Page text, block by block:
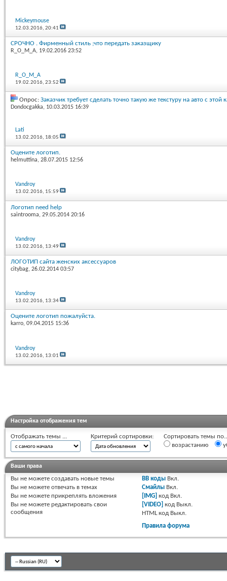
Mickeymouse
12.03.2016,20:41
СРОЧНО . Фирменный стиль ;что передать заказщику
R_O_M_A, 19.02.2016 23:52
R_O_M_A
19.02.2016,23:52
Опрос: Заказчик требует сделать точно такую же текстуру на авто с этой
Dondocgakka, 10.03.2015 16:39
Lati
13.02.2016, 18:05
Оцените логотип.
helmuttina, 28.07.2015 12:56
Vandroy
13.02.2016, 15:59
Логотип need help
saintrooma, 29.05.2014 20:16
Vandroy
13.02.2016, 13:49
ЛОГОТИП сайта женских аксессуаров
citybag, 26.02.2014 03:57
Vandroy
13.02.2016, 13:34
Оцените логотип пожалуйста.
karro, 09.04.2015 15:36
Vandroy
13.02.2016, 13:01
Настройка отображения тем
Отображать темы ... Критерий сортировки:
Сортировать темы
возрастанию
Ваши права
Вы не можете создавать новые темы
Вы не можете отвечать в темах
Вы не можете прикреплять вложения
Вы не можете редактировать свои
сообщения
BB коды Вкл.
Смайлы Вкл.
[IMG] код Вкл.
[VIDEO] код Выкл.
HTML код Выкл.
Правила форума